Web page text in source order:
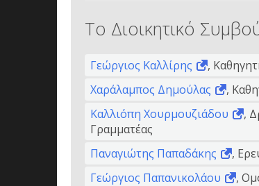
Το Διοικητικό
Γεώργιος Καλλίρης
,
Χαράλαμπος Δημούλας
,
Καλλιόπη Χουρμουζιάδου
,
Γραμματέας
Παναγιώτης Παπαδάκης
,
Γεώργιος Παπανικολάου
,